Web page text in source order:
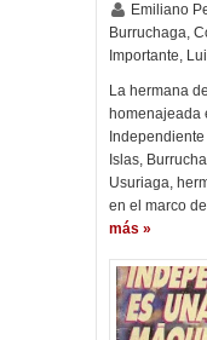
Emiliano
Burruchaga,
Importante,
La hermana
homenajeada
Islas,
Usuriaga,
en el marco
más »